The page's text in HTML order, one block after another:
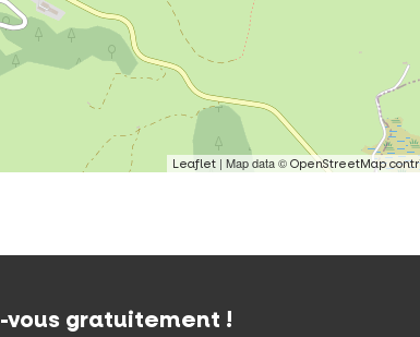
Leaflet | Map data ©OpenStreetMap
vous gratuitement !